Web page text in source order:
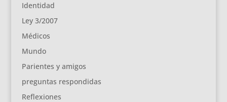
Identidad
Ley 3/2007
Médicos
Mundo
Parientes y amigos
preguntas respondidas
Reflexiones